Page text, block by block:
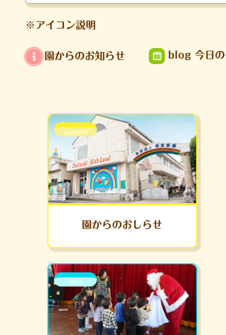
※アイコン説明
園からのお知らせ blog 今日
contents
園からのおしらせ
blog